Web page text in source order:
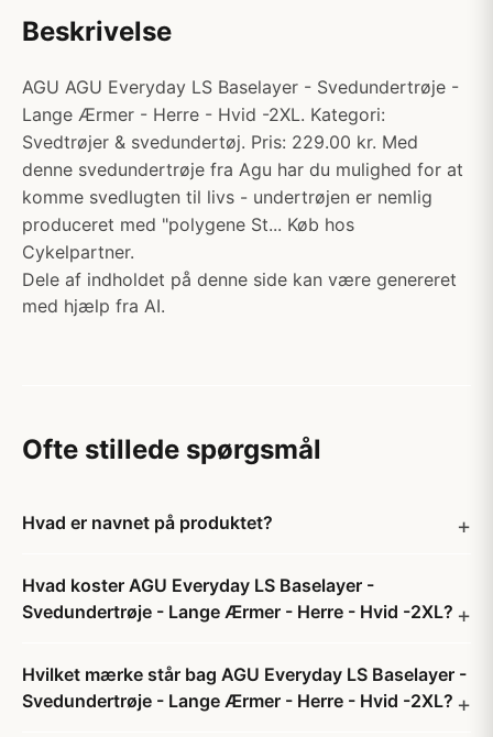
Beskrivelse
AGU AGU Everyday LS Baselayer - Svedundertrøje -
Lange Ærmer - Herre - Hvid -2XL. Kategori:
Svedtrøjer & svedundertøj. Pris: 229.00 kr. Med
denne svedundertrøje fra Agu har du mulighed for at
komme svedlugten til livs - undertrøjen er nemlig
produceret med "polygene St... Køb hos
Cykelpartner.
Dele af indholdet på denne side kan være genereret
med hjælp fra AI.
Ofte stillede spørgsmål
Hvad er navnet på produktet?
Hvad koster AGU Everyday LS Baselayer -
Svedundertrøje - Lange Ærmer - Herre - Hvid -2XL?
Hvilket mærke står bag AGU Everyday LS Baselayer -
Svedundertrøje - Lange Ærmer - Herre - Hvid -2XL?